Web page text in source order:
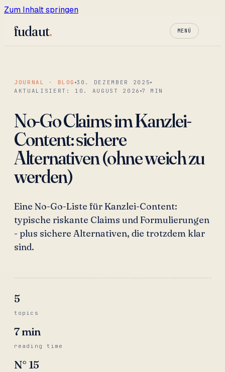
Zum Inhalt springen
fudaut. MENÜ
JOURNAL · BLOG 30. DEZEMBER 2025
AKTUALISIERT:
10. AUGUST 2026 7 MIN
No-Go Claims im Kanzlei-
Content: sichere
Alternativen (ohne weich zu
werden)
Eine No-Go-Liste für Kanzlei-Content:
typische riskante Claims und Formulierungen
- plus sichere Alternativen, die trotzdem klar
sind.
5
topics
7min
reading time
N° 15